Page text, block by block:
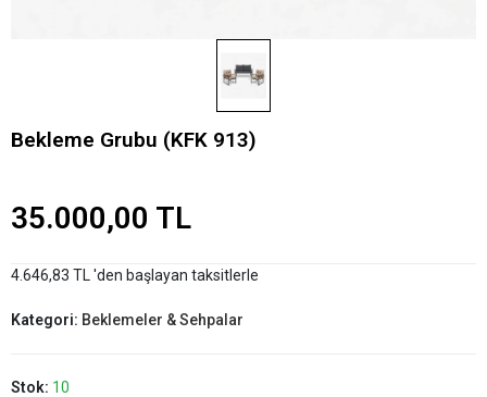
Bekleme Grubu (KFK 913)
35.000,00 TL
4.646,83 TL 'den başlayan taksitlerle
Kategori: Beklemeler & Sehpalar
Stok: 10